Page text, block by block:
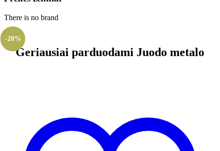
There is no brand
Geriausiai parduodami Juodo metalo
-20%
-20%
-20%
-20%
-20%
-20%
-20%